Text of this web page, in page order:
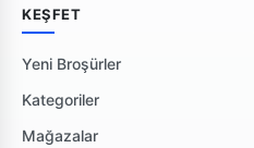
KEŞFET
Yeni Broşürler
Kategoriler
Mağazalar